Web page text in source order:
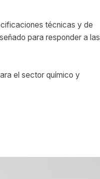
técnicas y de
para responder a las
el sector químico y